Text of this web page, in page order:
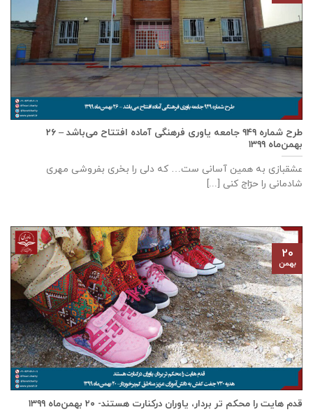
طرح شماره ۹۴۹ جامعه ياوری فرهنگی آماده افتتاح می‌باشد – ۲۶
بهمن‌ماه ۱۳۹۹
عشقبازی به همین آسانی ست… که دلی را بخری بفروشی مهری
شادمانی را حرّاج کنی [...]
قدم هایت را محکم تر بردار، یاوران درکنارت هستند- ۲۰ بهمن‌ماه ۱۳۹۹
۲۰
بهمن